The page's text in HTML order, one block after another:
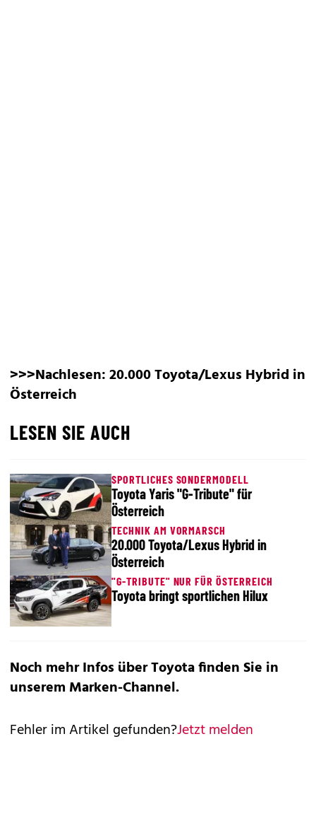
>>>Nachlesen:20.000 Toyota/Lexus Hybrid in
Österreich
LESEN SIE AUCH
SPORTLICHES SONDERMODELL
Toyota Yaris "G-Tribute" für
Österreich
TECHNIK AM VORMARSCH
20.000 Toyota/Lexus Hybrid in
Österreich
"G-TRIBUTE" NUR FÜR ÖSTERREICH
Toyota bringt sportlichen Hilux
Noch mehr Infos über Toyota finden Sie in
unserem Marken-Channel.
Fehler im Artikel gefunden?Jetzt melden